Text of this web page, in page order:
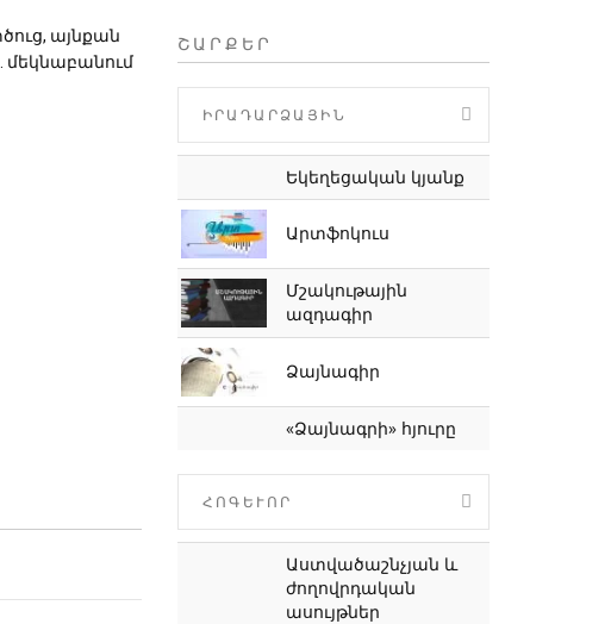
այնքան
մեկնաբանում
ՇԱՐՔԵՐ
ԻՐԱԴԱՐՁԱՅԻՆ
Եկեղեցական կյանք
Արտֆոկուս
Մշակութային
ազդագիր
Ձայնագիր
«Ձայնագրի» հյուրը
ՀՈԳԵՒՈՐ
Աստվածաշնչյան և
ժողովրդական
ասույթներ